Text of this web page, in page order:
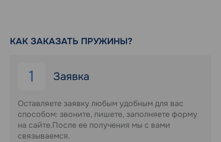
КАК ЗАКАЗАТЬ ПРУЖИНЫ?
1 Заявка
Оставляете заявку любым удобным для вас
способом: звоните, пишете, заполняете форму
на сайте.После ее получения мы с вами
связываемся.